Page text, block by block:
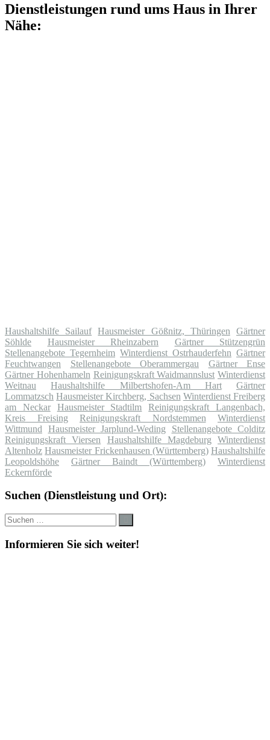
Dienstleistungen rund ums Haus in Ihrer
Nähe:
Haushaltshilfe Sailauf Hausmeister Gößnitz, Thüringen
Gärtner
Söhlde
Hausmeister Rheinzabern
Gärtner Stützengrün
Stellenangebote Tegernheim Winterdienst Ostrhauderfehn Gärtner
Feuchtwangen
Stellenangebote Oberammergau
Gärtner Ense
Gärtner Hohenhameln Reinigungskraft Waidmannslust Winterdienst
Weitnau
Haushaltshilfe Milbertshofen-Am Hart
Gärtner
Lommatzsch Hausmeister Kirchberg, Sachsen Winterdienst Freiberg
am Neckar
Hausmeister Stadtilm
Reinigungskraft Langenbach,
Kreis Freising
Reinigungskraft Nordstemmen
Winterdienst
Wittmund
Hausmeister Jarplund-Weding
Stellenangebote Colditz
Reinigungskraft Viersen
Haushaltshilfe Magdeburg
Winterdienst
Altenholz Hausmeister Frickenhausen (Württemberg) Haushaltshilfe
Leopoldshöhe
Gärtner Baindt (Württemberg)
Winterdienst
Eckernförde
Suchen (Dienstleistung und Ort):
Suche
nach:
Informieren Sie sich weiter!